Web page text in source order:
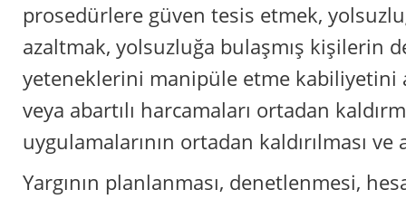
prosedürlere güven tesis etmek,
azaltmak, yolsuzluğa bulaşmış kişilerin
yeteneklerini manipüle etme kabiliyetini
veya abartılı harcamaları ortadan
uygulamalarının ortadan kaldırılması ve
Yargının planlanması, denetlenmesi,